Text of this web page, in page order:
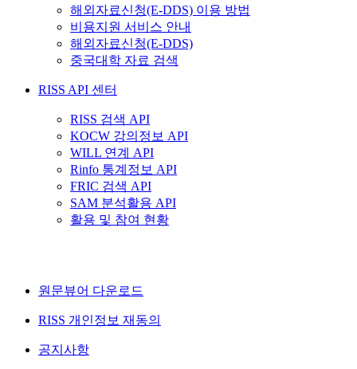
해외자료신청(E-DDS) 이용 방법
비용지원 서비스 안내
해외자료신청(E-DDS)
중국대학 자료 검색
RISS API 센터
RISS 검색 API
KOCW 강의정보 API
WILL 연계 API
Rinfo 통계정보 API
FRIC 검색 API
SAM 분석활용 API
활용 및 참여 현황
원문뷰어 다운로드
RISS 개인정보 재동의
공지사항